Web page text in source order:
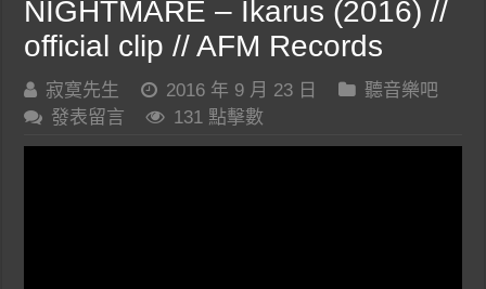
NIGHTMARE – Ikarus (2016) //
official clip // AFM Records
寂寞先生 2016 年 9 月 23 日
聽音樂吧
發表留言
131 點擊數